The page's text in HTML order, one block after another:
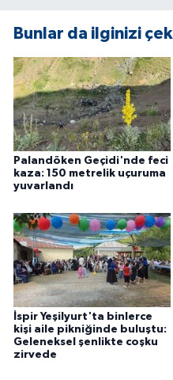
Bunlar da ilginizi
Palandöken Geçidi'nde feci
kaza: 150 metrelik uçuruma
yuvarlandı
İspir Yeşilyurt'ta binlerce
kişi aile pikniğinde buluştu:
Geleneksel şenlikte coşku
zirvede
SPOR HABERLERİ
TEKNOLOJİ
Turizm
ÜLKE GÜNDEMİ
YEREL
Yerel Haberler